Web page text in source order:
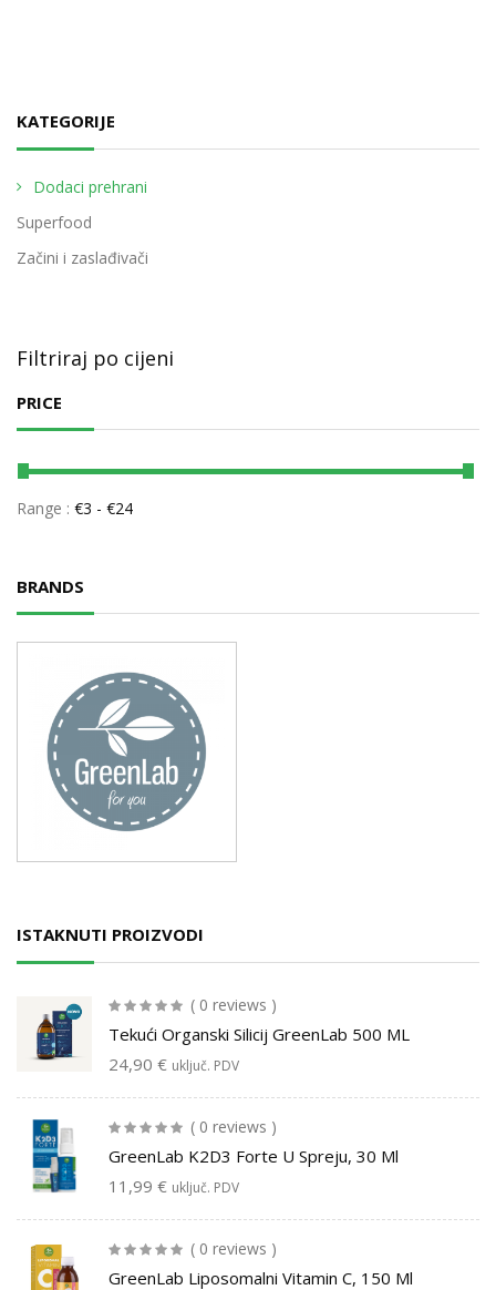
KATEGORIJE
Dodaci prehrani
Superfood
Začini i zaslađivači
Filtriraj po cijeni
PRICE
Range : €3 - €24
BRANDS
ISTAKNUTI PROIZVODI
( 0 reviews )
Tekući Organski Silicij GreenLab 500 ML
24,90 € uključ. PDV
( 0 reviews )
GreenLab K2D3 Forte U Spreju, 30 Ml
11,99 € uključ. PDV
( 0 reviews )
GreenLab Liposomalni Vitamin C, 150 Ml